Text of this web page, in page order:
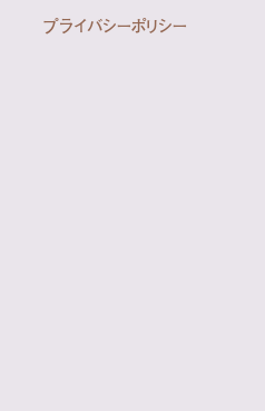
プライバシーポリシー